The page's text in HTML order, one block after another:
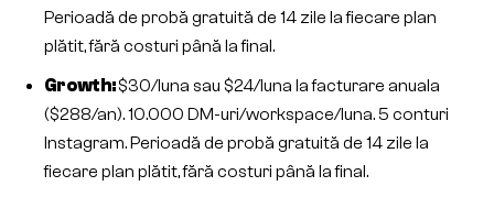
Perioadă de probă gratuită de 14 zile la fiecare plan
plătit, fără costuri până la final.
Growth:$30/luna sau $24/luna la facturare anuala
($288/an). 10.000 DM-uri/workspace/luna. 5 conturi
Instagram. Perioadă de probă gratuită de 14 zile la
fiecare plan plătit, fără costuri până la final.